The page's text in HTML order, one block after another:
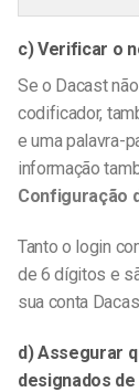
c) Verificar o
Se o Dacast
codificador,
e uma palavra-
informação
Configuração
Tanto o login
de 6 dígitos e
sua conta
d) Assegurar
designados